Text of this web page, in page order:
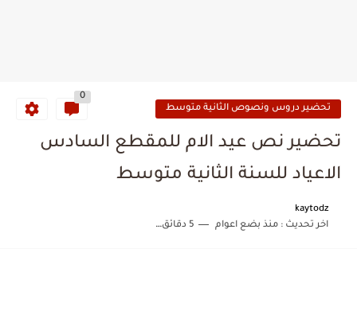
تحضير دروس ونصوص الثانية متوسط
0
تحضير نص عيد الام للمقطع السادس
الاعياد للسنة الثانية متوسط
kaytodz
اخر تحديث :منذ بضع اعوام 5 دقائق للقراءة